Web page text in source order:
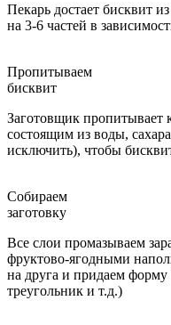
Пекарь достает бисквит
на 3-6 частей в
Пропитываем
бисквит
Заготовщик пропитывает
состоящим из воды,
исключить), чтобы
Собираем
заготовку
Все слои промазываем
фруктово-ягодными
на друга и придаем форму
треугольник и т.д.)